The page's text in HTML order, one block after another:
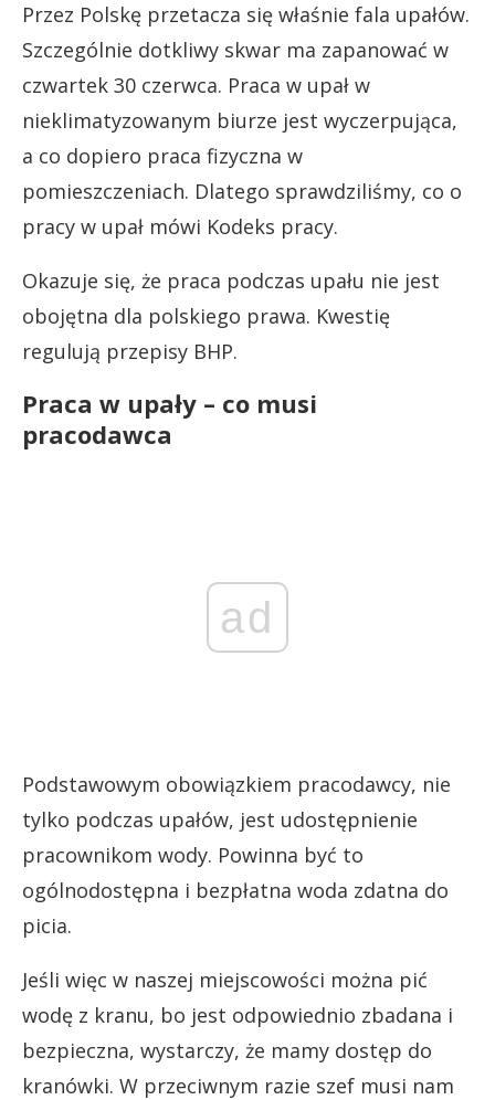
Przez Polskę przetacza się właśnie fala upałów.
Szczególnie dotkliwy skwar ma zapanować w
czwartek 30 czerwca. Praca w upał w
nieklimatyzowanym biurze jest wyczerpująca,
a co dopiero praca fizyczna w
pomieszczeniach. Dlatego sprawdziliśmy, co o
pracy w upał mówi Kodeks pracy.
Okazuje się, że praca podczas upału nie jest
obojętna dla polskiego prawa. Kwestię
regulują przepisy BHP.
Praca w upały – co musi
pracodawca
ad
Podstawowym obowiązkiem pracodawcy, nie
tylko podczas upałów, jest udostępnienie
pracownikom wody. Powinna być to
ogólnodostępna i bezpłatna woda zdatna do
picia.
Jeśli więc w naszej miejscowości można pić
wodę z kranu, bo jest odpowiednio zbadana i
bezpieczna, wystarczy, że mamy dostęp do
kranówki. W przeciwnym razie szef musi nam